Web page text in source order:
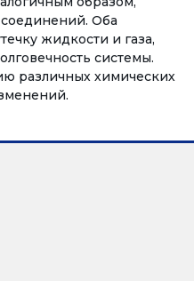
Оба
жидкости и газа,
системы.
различных химических